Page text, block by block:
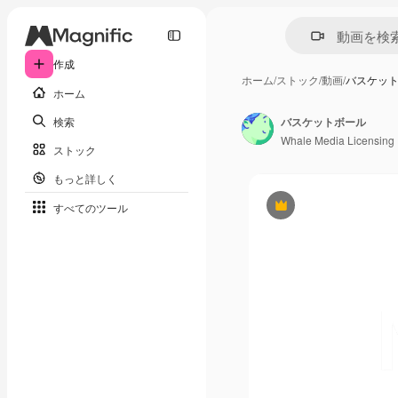
作成
ホーム
検索
ストック
もっと詳しく
すべてのツール
ホーム/ストック/動画/バスケッ
Premium
バスケットボール
Whale Media Licensing